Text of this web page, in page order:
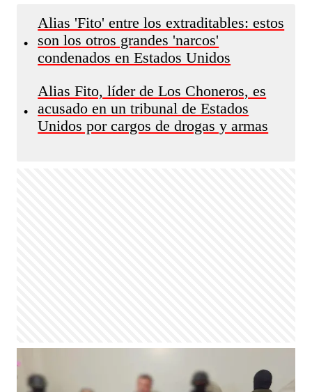
•
Alias 'Fito' entre los extraditables: estos
son los otros grandes 'narcos'
condenados en Estados Unidos
•
Alias Fito, líder de Los Choneros, es
acusado en un tribunal de Estados
Unidos por cargos de drogas y armas